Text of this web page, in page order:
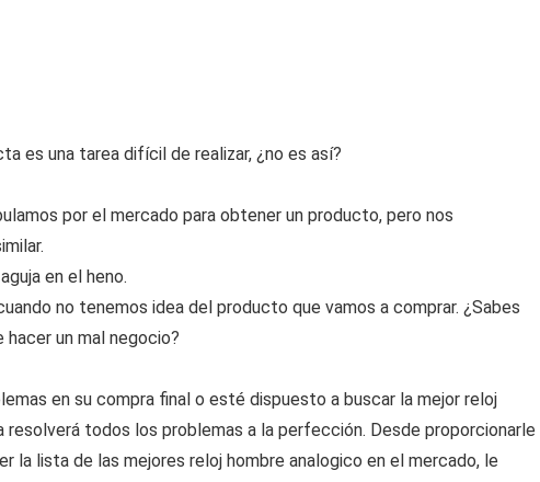
es una tarea difícil de realizar, ¿no es así?
por el mercado para obtener un producto, pero nos
en el heno.
no tenemos idea del producto que vamos a comprar. ¿Sabes
un mal negocio?
en su compra final o esté dispuesto a buscar la mejor reloj
resolverá todos los problemas a la perfección. Desde proporcionarle
la lista de las mejores reloj hombre analogico en el mercado, le